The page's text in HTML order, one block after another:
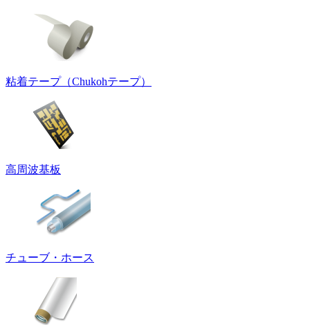
粘着テープ（Chukohテープ）
高周波基板
チューブ・ホース